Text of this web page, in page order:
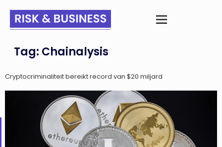
Tag: Chainalysis
Cryptocriminaliteit bereikt record van $20 miljard